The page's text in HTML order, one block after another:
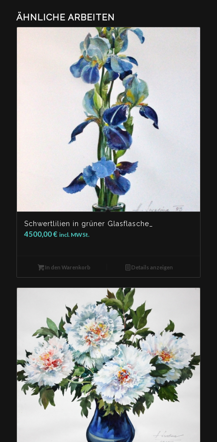
ÄHNLICHE ARBEITEN
Schwertlilien in grüner Glasflasche_
4500,00€ incl. MWSt.
In den Warenkorb Details anzeigen